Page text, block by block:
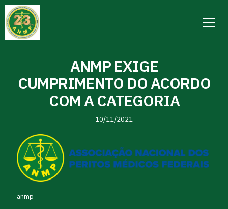
ANMP EXIGE
CUMPRIMENTO DO ACORDO
COM A CATEGORIA
10/11/2021
anmp